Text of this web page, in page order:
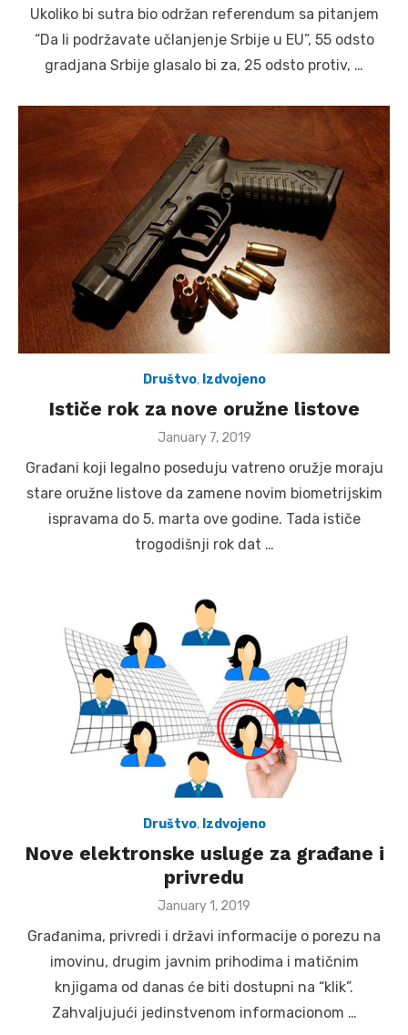
Ukoliko bi sutra bio održan referendum sa pitanjem
“Da li podržavate učlanjenje Srbije u EU”, 55 odsto
gradjana Srbije glasalo bi za, 25 odsto protiv, …
Društvo, Izdvojeno
Ističe rok za nove oružne listove
Posted
January 7, 2019
Građani koji legalno poseduju vatreno oružje moraju
stare oružne listove da zamene novim biometrijskim
ispravama do 5. marta ove godine. Tada ističe
trogodišnji rok dat …
Društvo, Izdvojeno
Nove elektronske usluge za građane i
privredu
Posted
January 1, 2019
Građanima, privredi i državi informacije o porezu na
imovinu, drugim javnim prihodima i matičnim
knjigama od danas će biti dostupni na “klik”.
Zahvaljujući jedinstvenom informacionom …